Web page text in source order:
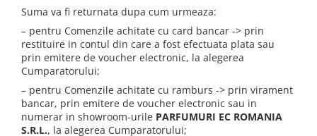
Suma va fi returnata dupa cum urmeaza:
– pentru Comenzile achitate cu card bancar -> prin
restituire in contul din care a fost efectuata plata sau
prin emitere de voucher electronic, la alegerea
Cumparatorului;
– pentru Comenzile achitate cu ramburs -> prin virament
bancar, prin emitere de voucher electronic sau in
numerar in showroom-urile PARFUMURI EC ROMANIA
S.R.L., la alegerea Cumparatorului;